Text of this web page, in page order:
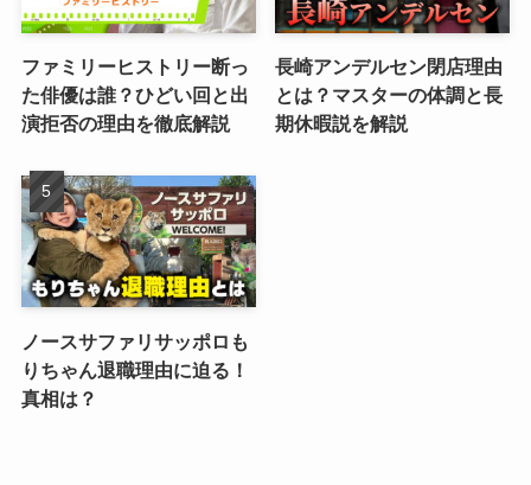
ファミリーヒストリー断っ
た俳優は誰？ひどい回と出
演拒否の理由を徹底解説
長崎アンデルセン閉店理由
とは？マスターの体調と長
期休暇説を解説
ノースサファリサッポロも
りちゃん退職理由に迫る！
真相は？